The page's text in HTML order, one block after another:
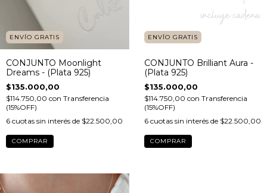
ENVÍO GRATIS
CONJUNTO Moonlight
Dreams - (Plata 925)
$135.000,00
$114.750,00 con Transferencia
(15%OFF)
6 cuotas sin interés de $22.500,00
ENVÍO GRATIS
CONJUNTO Brilliant Aura -
(Plata 925)
$135.000,00
$114.750,00 con Transferencia
(15%OFF)
6 cuotas sin interés de $22.500,00